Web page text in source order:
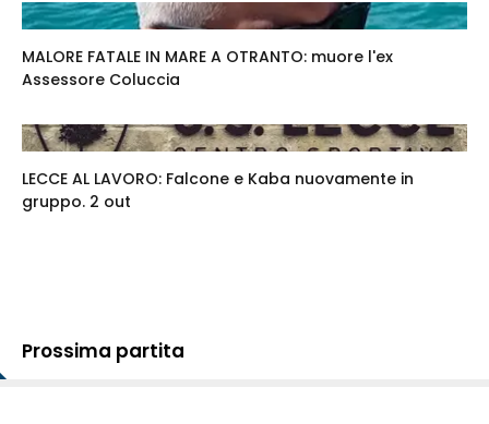
MALORE FATALE IN MARE A OTRANTO: muore l'ex
Assessore Coluccia
LECCE AL LAVORO: Falcone e Kaba nuovamente in
gruppo. 2 out
Prossima partita